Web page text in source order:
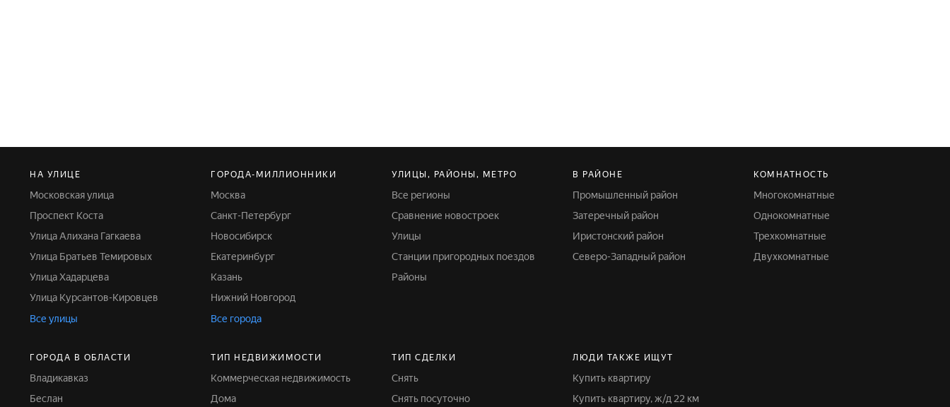
НА УЛИЦЕ
Московская улица
Проспект Коста
Улица Алихана Гагкаева
Улица Братьев Темировых
Улица Хадарцева
Улица Курсантов-Кировцев
Все улицы
ГОРОДА-МИЛЛИОННИКИ
Москва
Санкт-Петербург
Новосибирск
Екатеринбург
Казань
Нижний Новгород
Все города
УЛИЦЫ, РАЙОНЫ, МЕТРО
Все регионы
Сравнение новостроек
Улицы
Станции пригородных поездов
Районы
В РАЙОНЕ
Промышленный район
Затеречный район
Иристонский район
Северо-Западный район
КОМНАТНОСТЬ
Многокомнатные
Однокомнатные
Трехкомнатные
Двухкомнатные
ГОРОДА В ОБЛАСТИ
Владикавказ
Беслан
ТИП НЕДВИЖИМОСТИ
Коммерческая недвижимость
Дома
ТИП СДЕЛКИ
Снять
Снять посуточно
ЛЮДИ ТАКЖЕ ИЩУТ
Купить квартиру
Купить квартиру, ж/д 22 км